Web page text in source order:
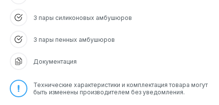
3 пары силиконовых амбушюров
3 пары пенных амбушюров
Документация
Технические характеристики и комплектация товара могут
быть изменены производителем без уведомления.